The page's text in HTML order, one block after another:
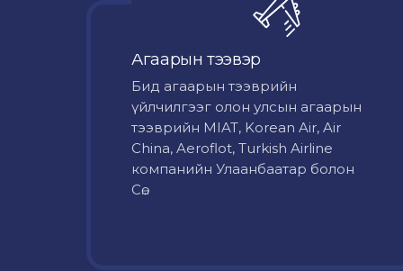
Агаарын тээвэр
Бид агаарын тээврийн
үйлчилгээг олон улсын агаарын
тээврийн MIAT, Korean Air, Air
China, Aeroflot, Turkish Airline
компанийн Улаанбаатар болон
Сө...